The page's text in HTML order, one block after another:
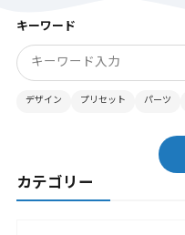
キーワード
デザイン プリセット パーツ
カテゴリー